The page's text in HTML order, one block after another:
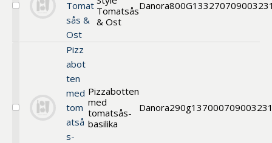
Välj
Roman
Tomat
sås &
Ost
Tomatsås
& Ost
Danora800G13327
Välj
Pizz
abot
ten
med
tom
atså
s-
Pizzabotten
med
tomatsås-
basilika
Danora290g13700